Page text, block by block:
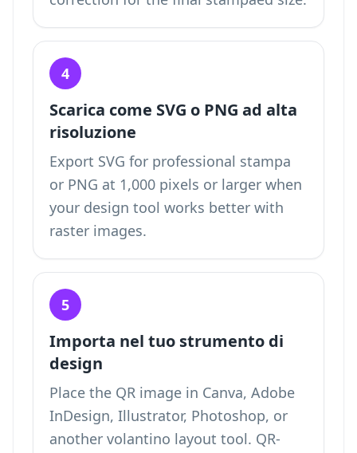
4
Scarica come SVG o PNG ad alta
risoluzione
Export SVG for professional stampa
or PNG at 1,000 pixels or larger when
your design tool works better with
raster images.
5
Importa nel tuo strumento di
design
Place the QR image in Canva, Adobe
InDesign, Illustrator, Photoshop, or
another volantino layout tool. QR-